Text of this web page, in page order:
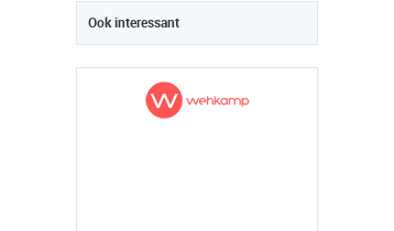
Ook interessant